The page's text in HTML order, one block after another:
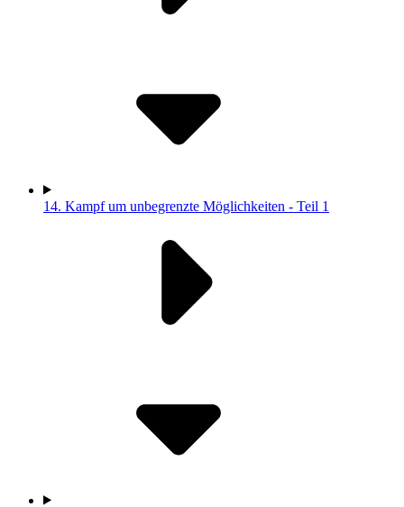
14. Kampf um unbegrenzte Möglichkeiten - Teil 1